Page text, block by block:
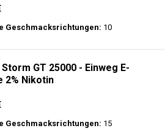
Geschmacksrichtungen: 10
GT 25000 - Einweg E-
2% Nikotin
Geschmacksrichtungen: 15